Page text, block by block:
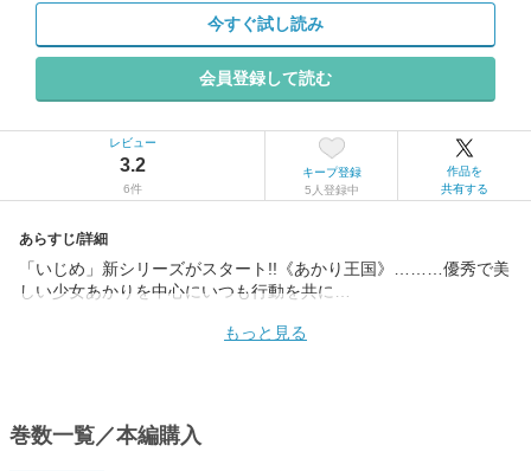
今すぐ試し読み
会員登録して読む
レビュー
3.2
6件
キープ登録
5人登録中
作品を
共有する
あらすじ/詳細
「いじめ」新シリーズがスタート!!《あかり王国》………優秀で美
しい少女あかりを中心にいつも行動を共に…
もっと見る
巻数一覧／本編購入